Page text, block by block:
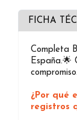
FICHA
Completa
España.🌟
compromiso.
¿Por qué
registros